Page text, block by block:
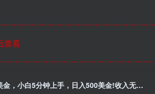
查看
YouTube复制粘贴撸美金，小白5分钟上手，日入500美金!收入无上限!